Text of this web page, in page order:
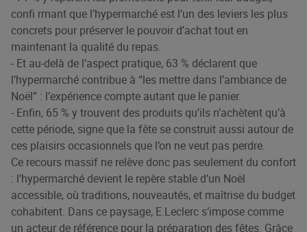
confi rmant que l’hypermarché est l’un des leviers les plus
concrets pour préserver le pouvoir d’achat tout en
maintenant la qualité du repas.
- Et au-delà de l’aspect pratique, 63 % déclarent que
l’hypermarché contribue à “les mettre dans l’ambiance de
Noël” : l’expérience compte autant que le panier.
- Enfin, 65 % y trouvent des produits qu’ils n’achètent qu’à
cette période, signe que la fête se construit aussi autour de
ces plaisirs occasionnels que l’on ne veut pas perdre.
Ce recours massif ne relève donc pas seulement du confort
: l’hypermarché devient le repère stable d’un Noël
accessible, où traditions, nouveautés, et maîtrise du budget
cohabitent. Dans ce paysage, E.Leclerc s’impose comme
un acteur de référence pour la préparation des fêtes. Grâce